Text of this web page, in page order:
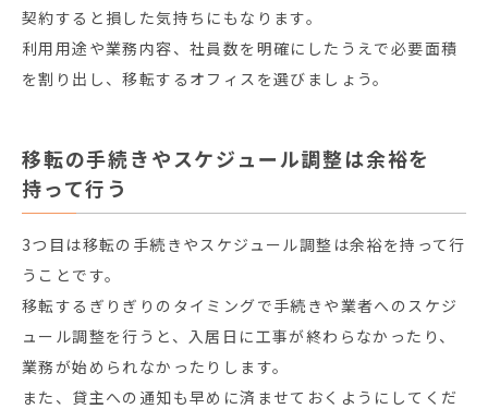
契約すると損した気持ちにもなります。
利用用途や業務内容、社員数を明確にしたうえで必要面積
を割り出し、移転するオフィスを選びましょう。
移転の手続きやスケジュール調整は余裕を
持って行う
3つ目は移転の手続きやスケジュール調整は余裕を持って行
うことです。
移転するぎりぎりのタイミングで手続きや業者へのスケジ
ュール調整を行うと、入居日に工事が終わらなかったり、
業務が始められなかったりします。
また、貸主への通知も早めに済ませておくようにしてくだ